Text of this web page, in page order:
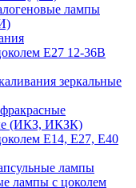
лампы
Е27 12-36В
зеркальные
(ИКЗ, ИКЗК)
Е14, Е27, Е40
лампы
лампы с цоколем